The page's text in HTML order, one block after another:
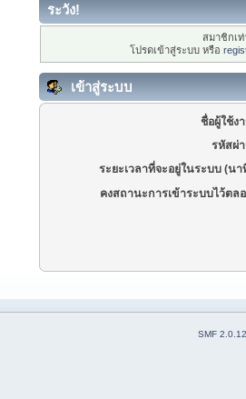
ระวัง!
สมาชิกเ
โปรดเข้าสู่ระบบ หรือ
เข้าสู่ระบบ
ชื่อผู้ใช้ง
รหัสผ่
ระยะเวลาที่จะอยู่ในระบบ (นา
คงสถานะการเข้าระบบไว้ตล
SMF 2.0.12